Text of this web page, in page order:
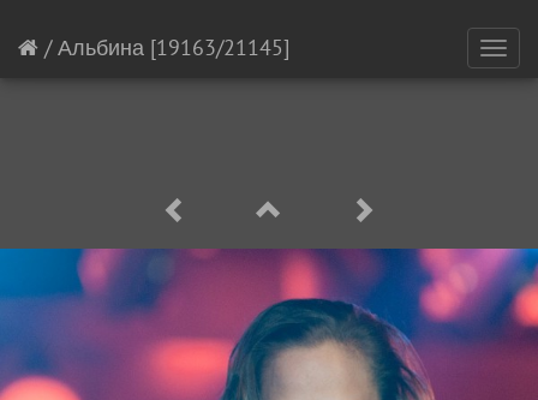
/Альбина [19163/21145]